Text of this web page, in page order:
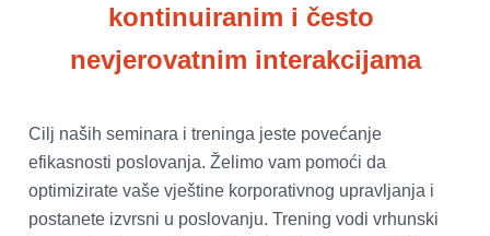
kontinuiranim i često
nevjerovatnim interakcijama
Cilj naših seminara i treninga jeste povećanje
efikasnosti poslovanja. Želimo vam pomoći da
optimizirate vaše vještine korporativnog upravljanja i
postanete izvrsni u poslovanju. Trening vodi vrhunski